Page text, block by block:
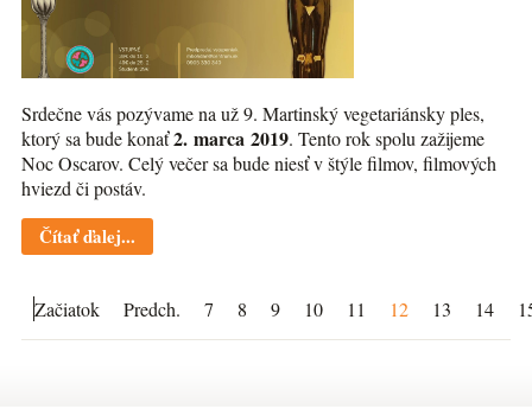
Srdečne vás pozývame na už 9. Martinský vegetariánsky ples,
ktorý sa bude konať2. marca 2019. Tento rok spolu zažijeme
Noc Oscarov. Celý večer sa bude niesť v štýle filmov, filmových
hviezd či postáv.
Čítať ďalej...
Začiatok Predch. 7 8 9 10 11 12 13 14